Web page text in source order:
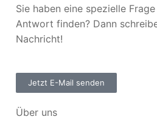
Sie haben eine spezielle
Antwort finden? Dann
Nachricht!
Jetzt E-Mail senden
Über uns